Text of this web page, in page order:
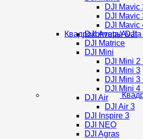
Квадрокоптеры DJI
DJI Mavic
DJI Mavic
DJI Mavic
DJI Avata/Avata
DJI Matrice
DJI Mini
DJI Mini 2
DJI Mini 3
DJI Mini 3
DJI Mini 4
DJI Air
DJI Air 3
DJI Inspire 3
DJI NEO
DJI Agras